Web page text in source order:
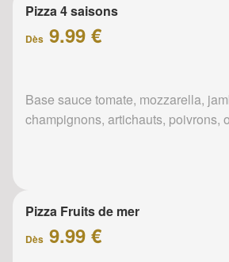
Pizza 4 saisons
Dès 9.99 €
Base sauce tomate, mozzarella,
champignons, artichauts, poivrons,
Pizza Fruits de mer
Dès 9.99 €